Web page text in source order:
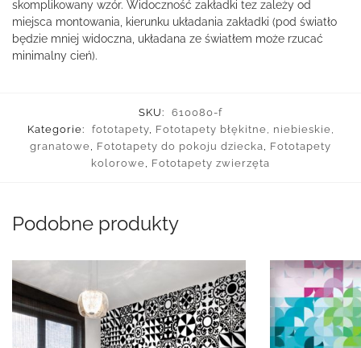
skomplikowany wzór. Widoczność zakładki tez zależy od
miejsca montowania, kierunku układania zakładki (pod światło
będzie mniej widoczna, układana ze światłem może rzucać
minimalny cień).
SKU:
610080-f
Kategorie:
fototapety, Fototapety błękitne, niebieskie,
granatowe, Fototapety do pokoju dziecka, Fototapety
kolorowe, Fototapety zwierzęta
Podobne produkty